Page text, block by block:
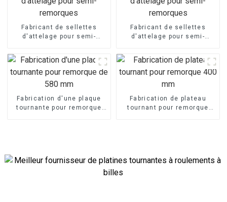
Fabricant de sellettes
d'attelage pour semi-
Fabricant de sellettes
d'attelage pour semi-
Fabrication d'une plaque
tournante pour remorque
Fabrication de plateau
tournant pour remorque